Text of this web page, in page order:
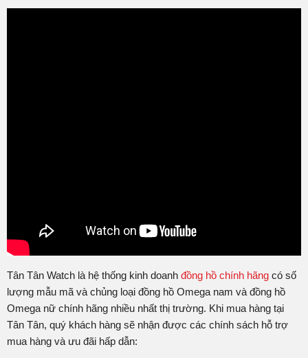
Tân Tân Watch là hệ thống kinh doanh đồng hồ chính hãng có số
lượng mẫu mã và chủng loại đồng hồ Omega nam và đồng hồ
Omega nữ chính hãng nhiều nhất thị trường. Khi mua hàng tại
Tân Tân, quý khách hàng sẽ nhận được các chính sách hỗ trợ
mua hàng và ưu đãi hấp dẫn: